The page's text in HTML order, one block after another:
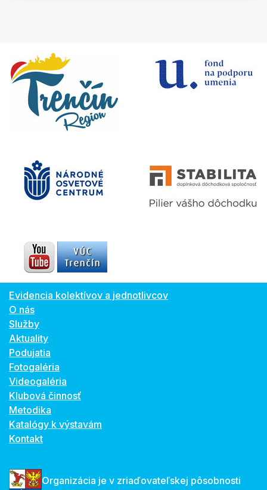
Evidencia kolektívov a jednotlivcov
O nás
Služby
Aktuality
Podujatia
Fotogaléria
Videogaléria
Klubová činnosť
Metodika
Katalógy k výstavám
Kontakt
Organizácia je v zriaďovateľskej pôsobnosti